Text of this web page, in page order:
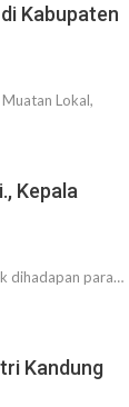
Kabupaten
Lokal,
Kepala
dihadapan para…
Kandung